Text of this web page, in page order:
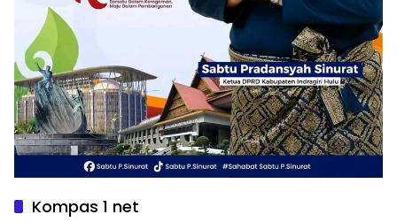
Kompas 1 net